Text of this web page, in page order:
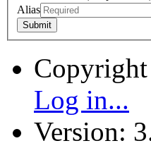
Alias
Log in...
Version: